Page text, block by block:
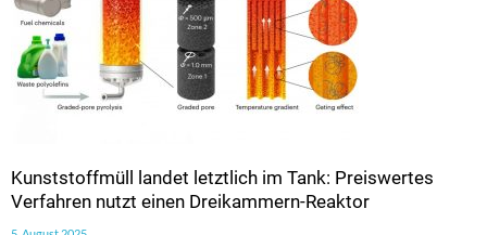
Kunststoffmüll landet letztlich im Tank: Preiswertes
Verfahren nutzt einen Dreikammern-Reaktor